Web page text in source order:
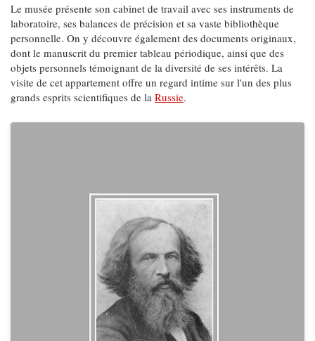
Le musée présente son cabinet de travail avec ses instruments de
laboratoire, ses balances de précision et sa vaste bibliothèque
personnelle. On y découvre également des documents originaux,
dont le manuscrit du premier tableau périodique, ainsi que des
objets personnels témoignant de la diversité de ses intérêts. La
visite de cet appartement offre un regard intime sur l'un des plus
grands esprits scientifiques de la Russie.